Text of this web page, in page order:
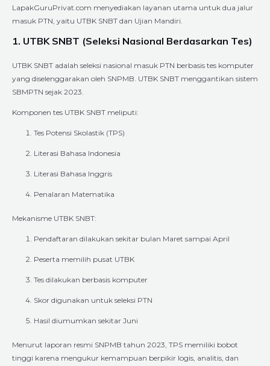
LapakGuruPrivat.com menyediakan layanan utama untuk dua jalur
masuk PTN, yaitu UTBK SNBT dan Ujian Mandiri.
1. UTBK SNBT (Seleksi Nasional Berdasarkan Tes)
UTBK SNBT adalah seleksi nasional masuk PTN berbasis tes komputer
yang diselenggarakan oleh SNPMB. UTBK SNBT menggantikan sistem
SBMPTN sejak 2023.
Komponen tes UTBK SNBT meliputi:
Tes Potensi Skolastik (TPS)
Literasi Bahasa Indonesia
Literasi Bahasa Inggris
Penalaran Matematika
Mekanisme UTBK SNBT:
Pendaftaran dilakukan sekitar bulan Maret sampai April
Peserta memilih pusat UTBK
Tes dilakukan berbasis komputer
Skor digunakan untuk seleksi PTN
Hasil diumumkan sekitar Juni
Menurut laporan resmi SNPMB tahun 2023, TPS memiliki bobot
tinggi karena mengukur kemampuan berpikir logis, analitis, dan